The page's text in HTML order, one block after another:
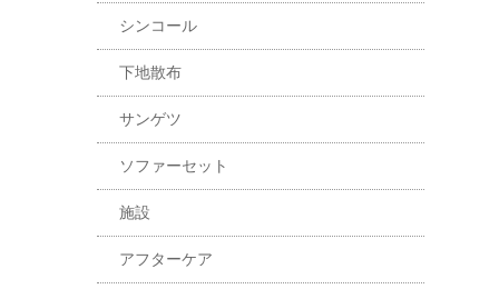
シンコール
下地散布
サンゲツ
ソファーセット
施設
アフターケア